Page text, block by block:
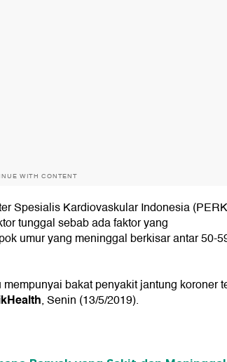
WITH CONTENT
Spesialis Kardiovaskular Indonesia
tunggal sebab ada faktor yang
umur yang meninggal berkisar antar 50-
bakat penyakit jantung koroner
, Senin (13/5/2019).